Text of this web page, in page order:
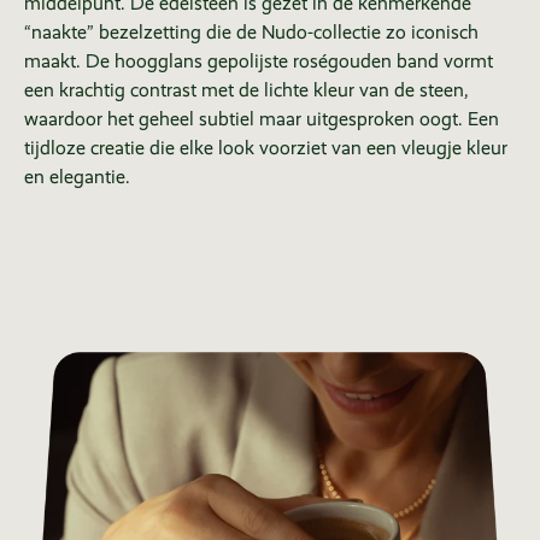
“naakte” bezelzetting die de Nudo-collectie zo iconisch
maakt. De hoogglans gepolijste roségouden band vormt
een krachtig contrast met de lichte kleur van de steen,
waardoor het geheel subtiel maar uitgesproken oogt. Een
tijdloze creatie die elke look voorziet van een vleugje kleur
en elegantie.